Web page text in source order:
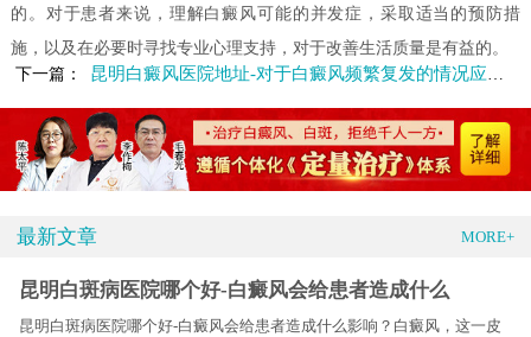
的。对于患者来说，理解白癜风可能的并发症，采取适当的预防措
施，以及在必要时寻找专业心理支持，对于改善生活质量是有益的。
下一篇：
昆明白癜风医院地址-对于白癜风频繁复发的情况应如何应对呢
最新文章 MORE+
昆明白斑病医院哪个好-白癜风会给患者造成什么
昆明白斑病医院哪个好-白癜风会给患者造成什么影响？白癜风，这一皮